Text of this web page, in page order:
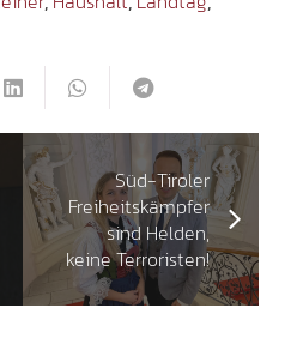
Süd-Tiroler
Freiheitskämpfer
sind Helden,
keine Terroristen!